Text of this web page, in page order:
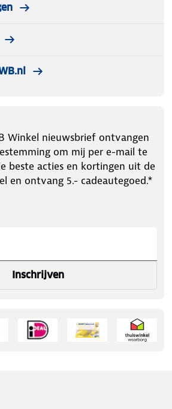
Winkel nieuwsbrief ontvangen
om mij per e-mail te
beste acties en kortingen uit de
en ontvang 5.- cadeautegoed.*
Inschrijven